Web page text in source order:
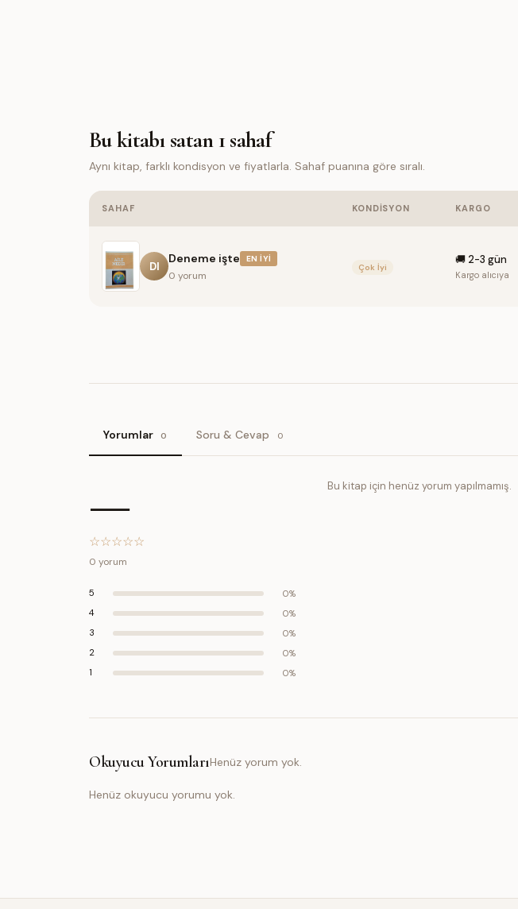
Bu kitabı satan 1 sahaf
Aynı kitap, farklı kondisyon ve fiyatlarla. Sahaf puanına göre sıralı.
SAHAF KONDISYON KARGO
DI
Deneme işte EN İYI
0 yorum
Çok İyi
🚚 2-3 gün
Kargo alıcıya
Yorumlar 0 Soru & Cevap 0
—
☆☆☆☆☆
0 yorum
5 0%
4 0%
3 0%
2 0%
1 0%
Bu kitap için henüz yorum yapılmamış.
Okuyucu YorumlarıHenüz yorum yok.
Henüz okuyucu yorumu yok.